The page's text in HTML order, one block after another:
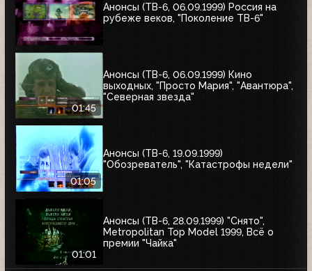
Анонсы (ТВ-6, 06.09.1999) Россия на
рубеже веков, "Поколение ТВ-6"
01:45
Анонсы (ТВ-6, 06.09.1999) Кино
выходных, "Просто Мария", "Авантюра",
"Северная звезда"
01:05
Анонсы (ТВ-6, 19.09.1999)
"Обозреватель", "Катастрофы недели"
01:01
Анонсы (ТВ-6, 28.09.1999) "Снято",
Metropolitan Top Model 1999, Всё о
премии "Чайка"